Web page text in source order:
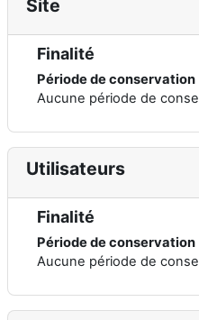
Site
Finalité
Période de conservation
Aucune période de
Utilisateurs
Finalité
Période de conservation
Aucune période de